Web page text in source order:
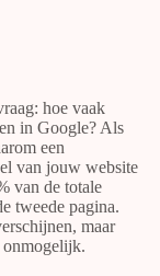
hoe vaak
in Google? Als
een
van jouw website
van de totale
tweede pagina.
maar